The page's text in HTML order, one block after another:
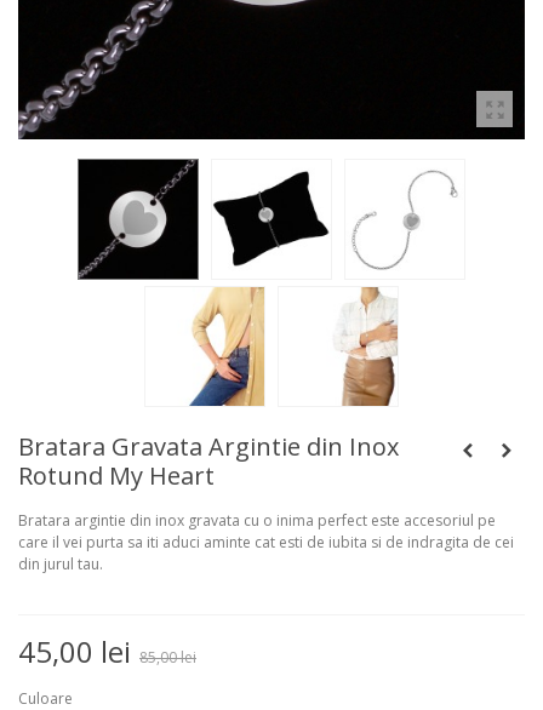
Bratara Gravata Argintie din Inox
Rotund My Heart
Bratara argintie din inox gravata cu o inima perfect este accesoriul pe
care il vei purta sa iti aduci aminte cat esti de iubita si de indragita de cei
din jurul tau.
45,00 lei 85,00 lei
Culoare